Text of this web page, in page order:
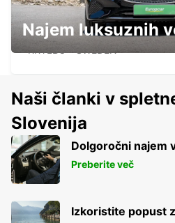
AVESTA KRYLBO
KRYLBO - SWEDEN
SECO TOOLS DELIVERY
FAGERSTA - SWEDEN
Najem luksuznih
Naši članki v
Slovenija
Dolgoročni najem
Preberite več
Izkoristite popust